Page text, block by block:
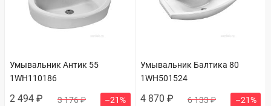
Умывальник Антик 55
1WH110186
2 494 ₽ 3 176 ₽ –21%
Умывальник Балтика 80
1WH501524
4 870 ₽ 6 133 ₽ –21%